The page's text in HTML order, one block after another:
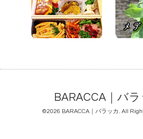
BARACCA｜バラ
©2026 BARACCA｜バラッカ . All